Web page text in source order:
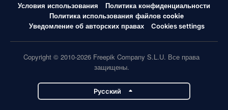
Условия использования
Политика конфиденциальности
Политика использования файлов cookie
Уведомление об авторских правах
Cookies settings
Copyright © 2010-2026 Freepik Company S.L.U. Все права
защищены.
Pусский